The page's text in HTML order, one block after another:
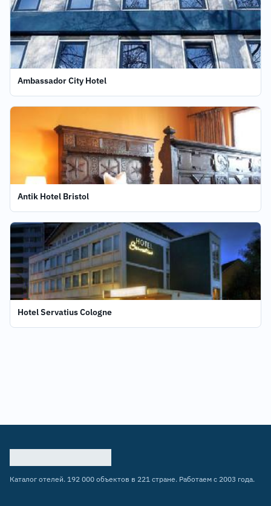
Ambassador City Hotel
Antik Hotel Bristol
Hotel Servatius Cologne
Каталог отелей. 192 000 объектов в 221 стране. Работаем с 2003 года.